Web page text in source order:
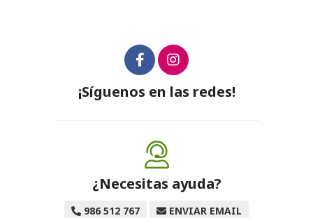
¡Síguenos en las redes!
¿Necesitas ayuda?
986 512 767
ENVIAR EMAIL